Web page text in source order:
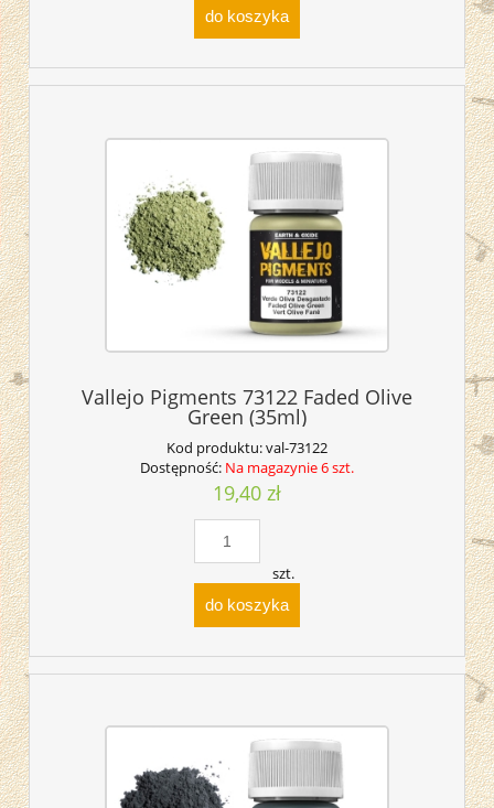
do koszyka
Vallejo Pigments 73122 Faded Olive
Green (35ml)
Kod produktu:val-73122
Dostępność: Na magazynie 6 szt.
19,40 zł
szt.
do koszyka